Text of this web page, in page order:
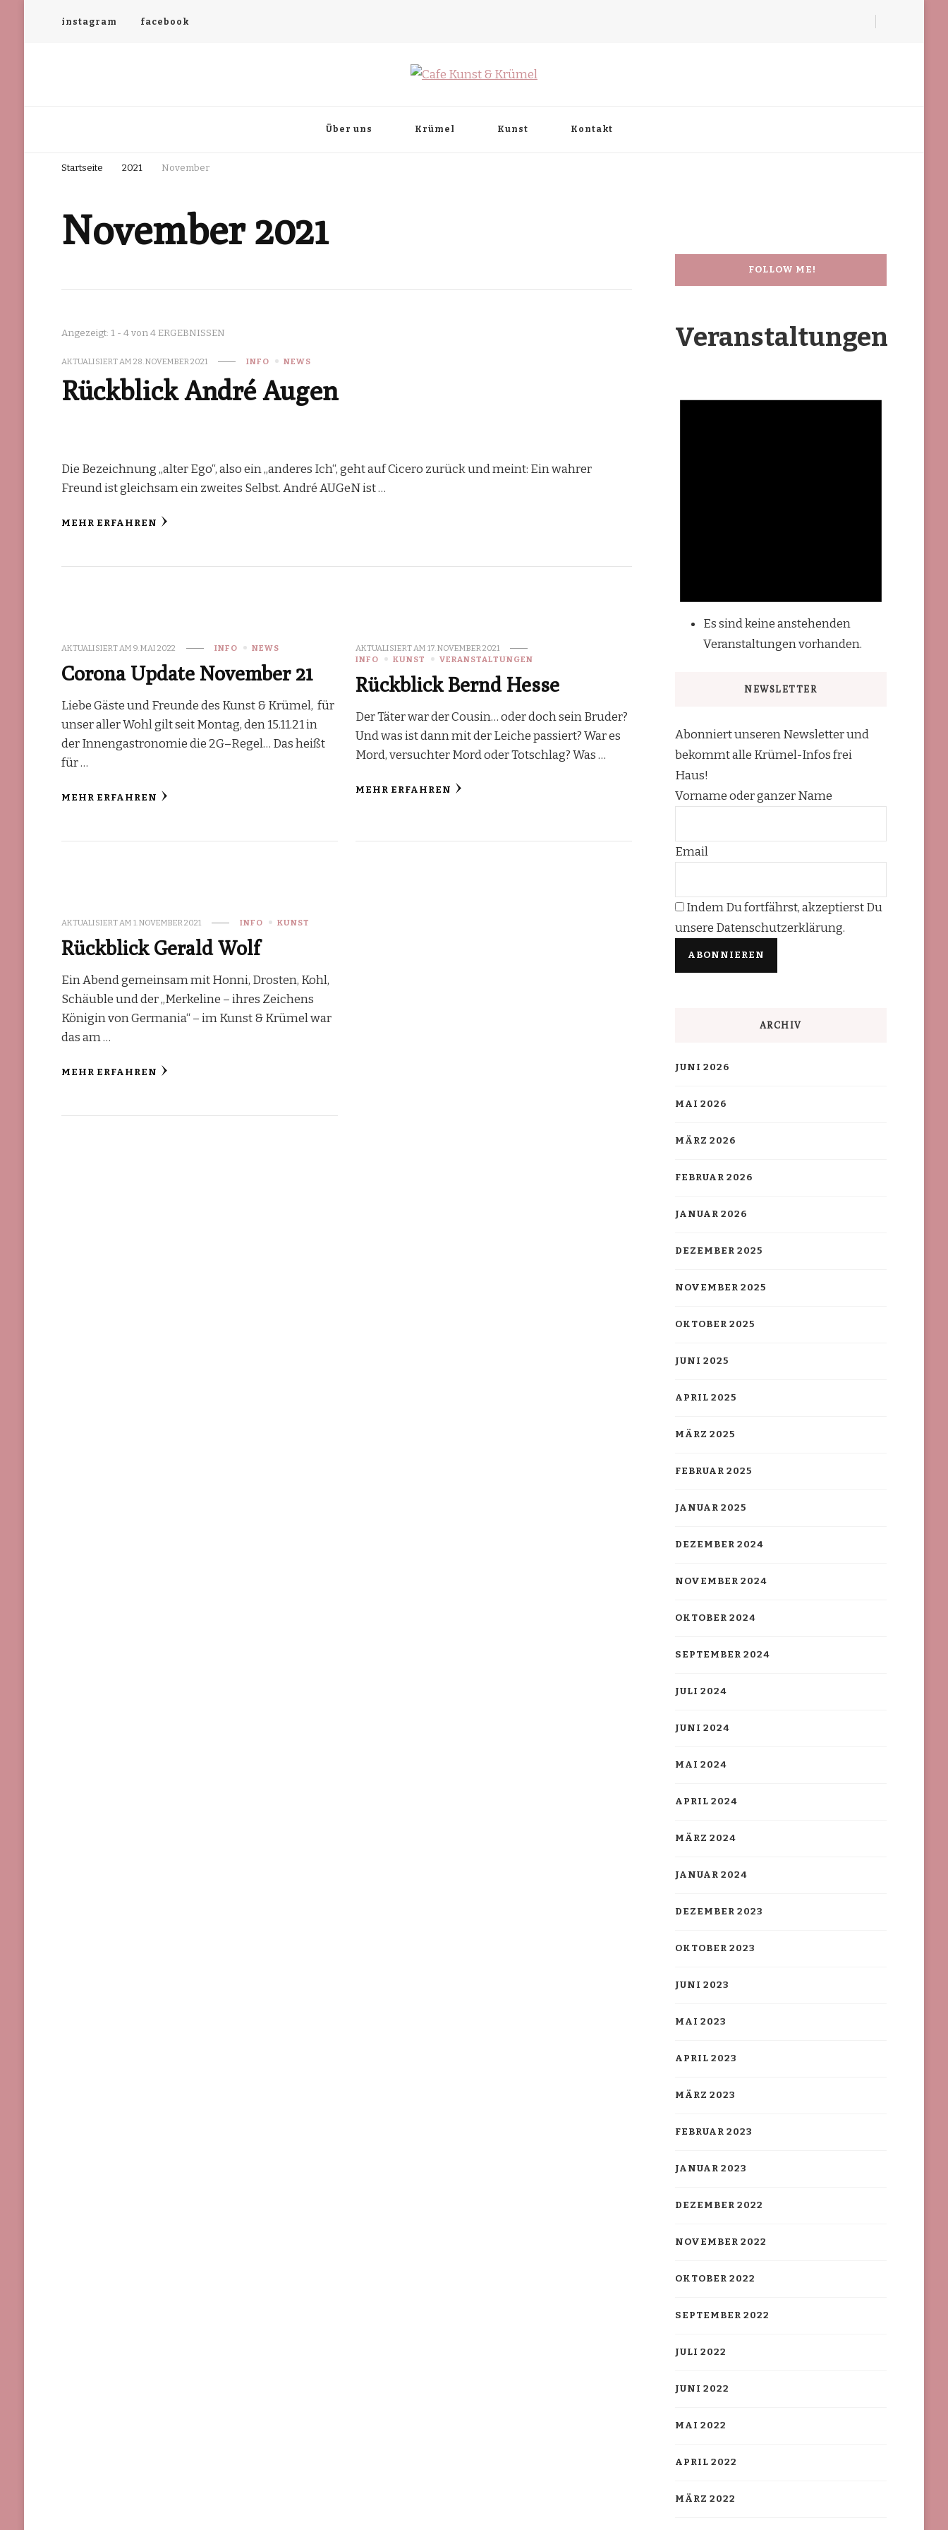
instagram facebook
Über uns Krümel Kunst Kontakt
Startseite 2021 November
November 2021
Angezeigt: 1 - 4 von 4 ERGEBNISSEN
AKTUALISIERT AM28. NOVEMBER 2021 INFO NEWS
Rückblick André Augen
Die Bezeichnung „alter Ego“, also ein „anderes Ich“, geht auf Cicero zurück und meint: Ein wahrer
Freund ist gleichsam ein zweites Selbst. André AUGeN ist …
MEHR ERFAHREN
AKTUALISIERT AM9. MAI 2022 INFO NEWS
Corona Update November 21
Liebe Gäste und Freunde des Kunst & Krümel, für
unser aller Wohl gilt seit Montag, den 15.11.21 in
der Innengastronomie die 2G–Regel… Das heißt
für …
MEHR ERFAHREN
AKTUALISIERT AM 17. NOVEMBER 2021
INFO
KUNST VERANSTALTUNGEN
Rückblick Bernd Hesse
Der Täter war der Cousin… oder doch sein Bruder?
Und was ist dann mit der Leiche passiert? War es
Mord, versuchter Mord oder Totschlag? Was …
MEHR ERFAHREN
AKTUALISIERT AM1. NOVEMBER 2021 INFO KUNST
Rückblick Gerald Wolf
Ein Abend gemeinsam mit Honni, Drosten, Kohl,
Schäuble und der „Merkeline – ihres Zeichens
Königin von Germania“ – im Kunst & Krümel war
das am …
MEHR ERFAHREN
FOLLOW ME!
Veranstaltungen
Es sind keine anstehenden
Veranstaltungen vorhanden.
NEWSLETTER
Abonniert unseren Newsletter und
bekommt alle Krümel-Infos frei
Haus!
Vorname oder ganzer Name
Email
Indem Du fortfährst, akzeptierst Du
unsere Datenschutzerklärung.
ARCHIV
JUNI 2026
MAI 2026
MÄRZ 2026
FEBRUAR 2026
JANUAR 2026
DEZEMBER 2025
NOVEMBER 2025
OKTOBER 2025
JUNI 2025
APRIL 2025
MÄRZ 2025
FEBRUAR 2025
JANUAR 2025
DEZEMBER 2024
NOVEMBER 2024
OKTOBER 2024
SEPTEMBER 2024
JULI 2024
JUNI 2024
MAI 2024
APRIL 2024
MÄRZ 2024
JANUAR 2024
DEZEMBER 2023
OKTOBER 2023
JUNI 2023
MAI 2023
APRIL 2023
MÄRZ 2023
FEBRUAR 2023
JANUAR 2023
DEZEMBER 2022
NOVEMBER 2022
OKTOBER 2022
SEPTEMBER 2022
JULI 2022
JUNI 2022
MAI 2022
APRIL 2022
MÄRZ 2022